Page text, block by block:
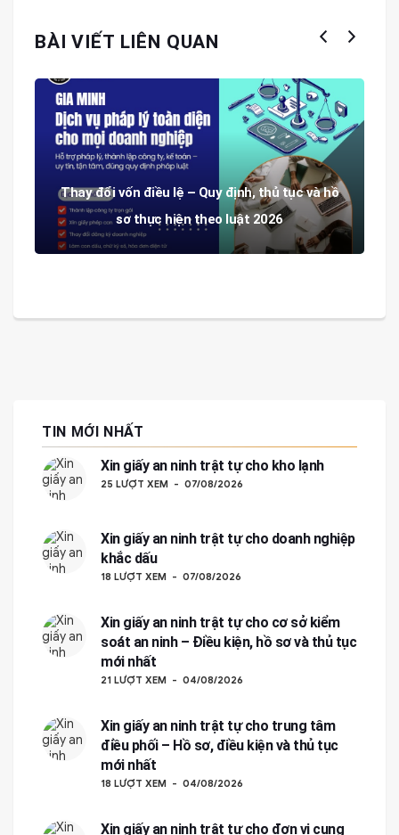
BÀI VIẾT LIÊN QUAN
Thay đổi vốn điều lệ – Quy định, thủ tục và hồ
sơ thực hiện theo luật 2026
TIN MỚI NHẤT
Xin giấy an ninh trật tự cho kho lạnh
25 LƯỢT XEM 07/08/2026
Xin giấy an ninh trật tự cho doanh nghiệp
khắc dấu
18 LƯỢT XEM 07/08/2026
Xin giấy an ninh trật tự cho cơ sở kiểm
soát an ninh – Điều kiện, hồ sơ và thủ tục
mới nhất
21 LƯỢT XEM 04/08/2026
Xin giấy an ninh trật tự cho trung tâm
điều phối – Hồ sơ, điều kiện và thủ tục
mới nhất
18 LƯỢT XEM 04/08/2026
Xin giấy an ninh trật tự cho đơn vị cung